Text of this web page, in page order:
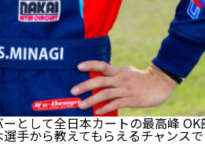
として全日本カートの最高峰 OK
手から教えてもらえるチャンス